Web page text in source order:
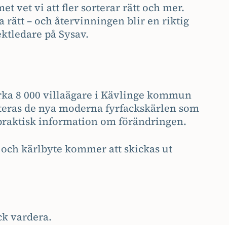
vet vi att fler sorterar rätt och mer.
rätt – och återvinningen blir en riktig
på Sysav.
8 000 villaägare i Kävlinge kommun
de nya moderna fyrfackskärlen som
information om förändringen.
kärlbyte kommer att skickas ut
vardera.